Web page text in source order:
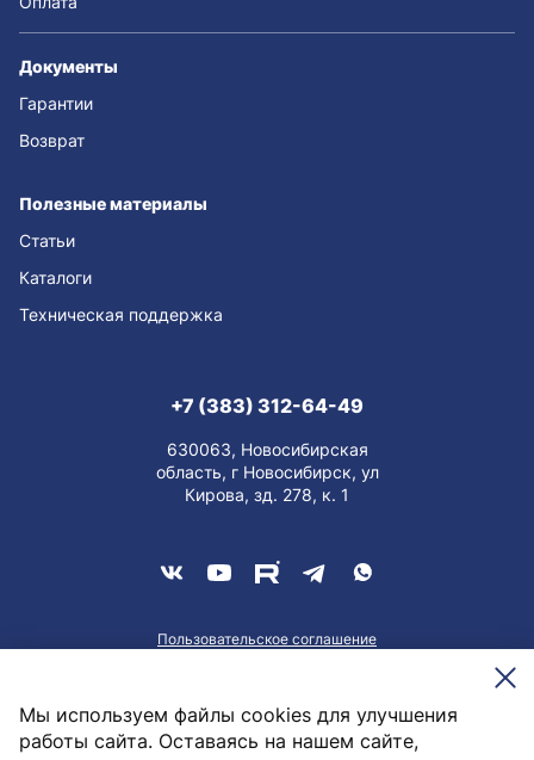
Мы используем файлы cookies для улучшения
работы сайта. Оставаясь на нашем сайте,
Документы
Гарантии
Возврат
Полезные материалы
Статьи
Каталоги
Техническая поддержка
+7 (383) 312-64-49
630063, Новосибирская
область, г Новосибирск, ул
Кирова, зд. 278, к. 1
Пользовательское соглашение
Meesenburg @2026